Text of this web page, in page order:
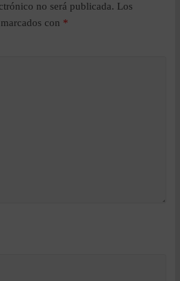
no será publicada. Los
con *